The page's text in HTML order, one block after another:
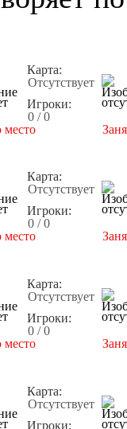
Карта:
Отсутствует
Игроки:
0 / 0
место
Карта:
Отсутствует
Игроки:
0 / 0
место
Карта:
Отсутствует
Игроки:
0 / 0
место
Карта:
Отсутствует
Игроки: